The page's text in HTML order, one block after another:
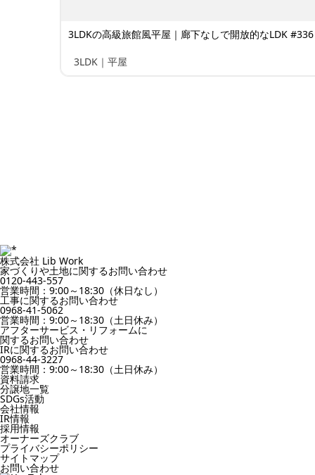
3LDKの高級旅館風平屋｜廊下なしで開放的なLDK #336
3LDK｜平屋
株式会社 Lib Work
家づくりや土地に関するお問い合わせ
0120-443-557
営業時間：9:00～18:30（休日なし）
工事に関するお問い合わせ
0968-41-5062
営業時間：9:00～18:30（土日休み）
アフターサービス・リフォームに
関するお問い合わせ
IRに関するお問い合わせ
0968-44-3227
営業時間：9:00～18:30（土日休み）
資料請求
分譲地一覧
SDGs活動
会社情報
IR情報
採用情報
オーナーズクラブ
プライバシーポリシー
サイトマップ
お問い合わせ